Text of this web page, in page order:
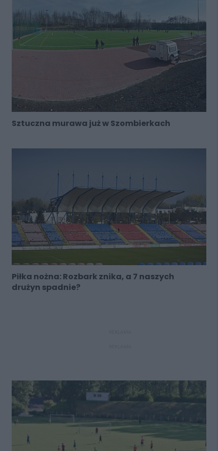
Sztuczna murawa już w Szombierkach
Piłka nożna: Rozbark znika, a 7 naszych
drużyn spadnie?